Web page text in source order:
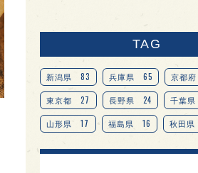
TAG
新潟県 83 兵庫県 65 京都府
東京都 27 長野県 24 千葉県
山形県 17 福島県 16 秋田県
愛知県 14 宮城県 14 岐阜県